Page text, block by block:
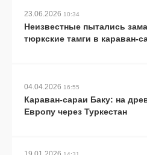
23.06.2026 10:34
Неизвестные пытались
тюркские тамги в караван-
04.04.2026 16:55
Караван-сараи Баку: на
Европу через Туркестан